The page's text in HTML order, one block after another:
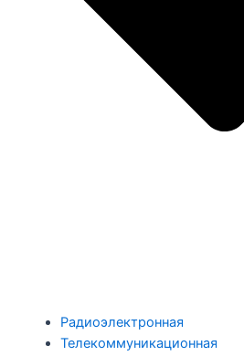
Радиоэлектронная
Телекоммуникационная